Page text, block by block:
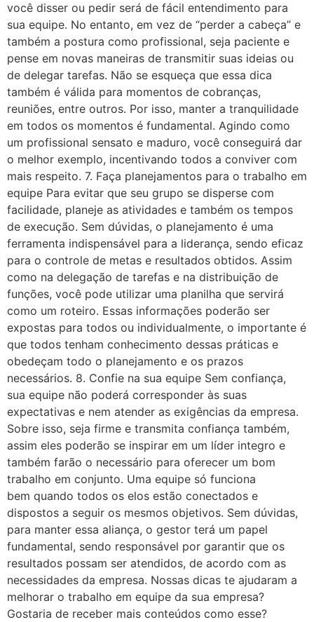
você disser ou pedir será de fácil entendimento para
sua equipe. No entanto, em vez de “perder a cabeça” e
também a postura como profissional, seja paciente e
pense em novas maneiras de transmitir suas ideias ou
de delegar tarefas. Não se esqueça que essa dica
também é válida para momentos de cobranças,
reuniões, entre outros. Por isso, manter a tranquilidade
em todos os momentos é fundamental. Agindo como
um profissional sensato e maduro, você conseguirá dar
o melhor exemplo, incentivando todos a conviver com
mais respeito. 7. Faça planejamentos para o trabalho em
equipe Para evitar que seu grupo se disperse com
facilidade, planeje as atividades e também os tempos
de execução. Sem dúvidas, o planejamento é uma
ferramenta indispensável para a liderança, sendo eficaz
para o controle de metas e resultados obtidos. Assim
como na delegação de tarefas e na distribuição de
funções, você pode utilizar uma planilha que servirá
como um roteiro. Essas informações poderão ser
expostas para todos ou individualmente, o importante é
que todos tenham conhecimento dessas práticas e
obedeçam todo o planejamento e os prazos
necessários. 8. Confie na sua equipe Sem confiança,
sua equipe não poderá corresponder às suas
expectativas e nem atender as exigências da empresa.
Sobre isso, seja firme e transmita confiança também,
assim eles poderão se inspirar em um líder integro e
também farão o necessário para oferecer um bom
trabalho em conjunto. Uma equipe só funciona
bem quando todos os elos estão conectados e
dispostos a seguir os mesmos objetivos. Sem dúvidas,
para manter essa aliança, o gestor terá um papel
fundamental, sendo responsável por garantir que os
resultados possam ser atendidos, de acordo com as
necessidades da empresa. Nossas dicas te ajudaram a
melhorar o trabalho em equipe da sua empresa?
Gostaria de receber mais conteúdos como esse?